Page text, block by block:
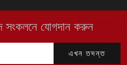
সংকলনে যোগদান করুন